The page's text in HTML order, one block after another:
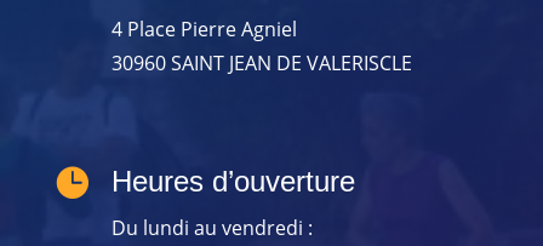
4 Place Pierre Agniel
30960 SAINT JEAN DE VALERISCLE
 Heures d’ouverture
Du lundi au vendredi :